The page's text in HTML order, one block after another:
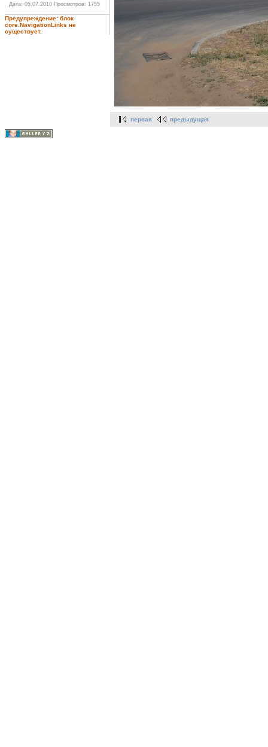
Дата: 05.07.2010 Просмотров: 1755
Предупреждение: блок
core.NavigationLinks не
существует.
первая предыдущая